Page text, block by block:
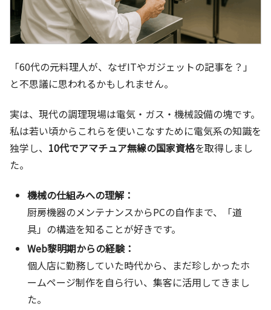
「60代の元料理人が、なぜITやガジェットの記事を？」
と不思議に思われるかもしれません。
実は、現代の調理現場は電気・ガス・機械設備の塊です。
私は若い頃からこれらを使いこなすために電気系の知識を
独学し、 10代でアマチュア無線の国家資格を取得しまし
た。
機械の仕組みへの理解：
厨房機器のメンテナンスからPCの自作まで、「道
具」の構造を知ることが好きです。
Web黎明期からの経験：
個人店に勤務していた時代から、まだ珍しかったホ
ームページ制作を自ら行い、集客に活用してきまし
た。